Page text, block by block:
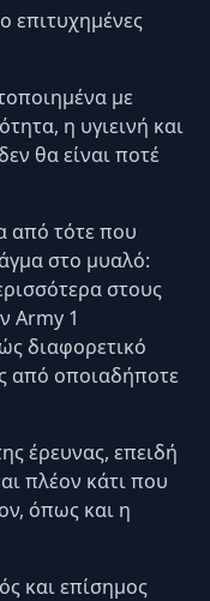
επιτυχημένες
με
η υγιεινή και
θα είναι ποτέ
από τότε που
στο μυαλό:
στους
Army 1
διαφορετικό
από οποιαδήποτε
έρευνας, επειδή
πλέον κάτι που
όπως και η
και επίσημος